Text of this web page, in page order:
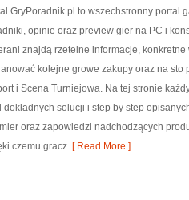
GryPoradnik.pl to wszechstronny portal
opinie oraz preview gier na PC i
znajdą rzetelne informacje,
kolejne growe zakupy oraz na sto
i Scena Turniejowa. Na tej stronie
dokładnych solucji i step by step
oraz zapowiedzi nadchodzących
czemu gracz [ Read More ]